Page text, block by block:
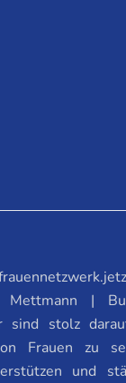
Mettmann |
sind stolz
Frauen zu
und